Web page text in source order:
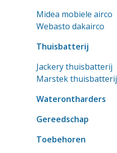
Midea mobiele airco
Webasto dakairco
Thuisbatterij
Jackery thuisbatterij
Marstek thuisbatterij
Waterontharders
Gereedschap
Toebehoren